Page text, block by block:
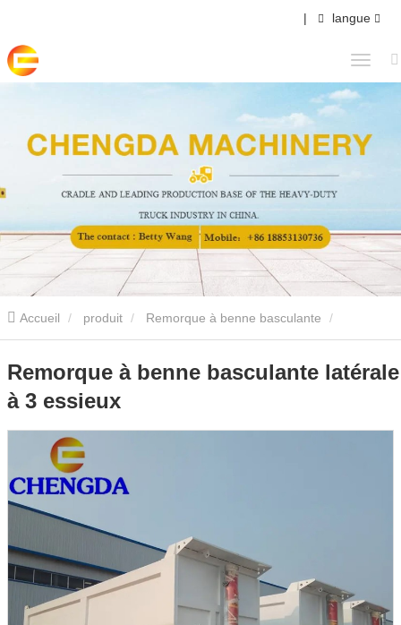
| langue
Accueil produit Remorque à benne basculante
Remorque à benne basculante latérale à 3 essieux
Remorque à benne basculante latérale
à 3 essieux